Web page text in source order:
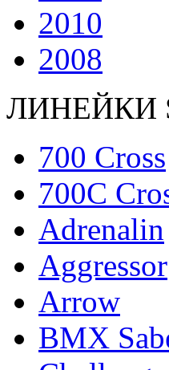
2010
2008
ЛИНЕЙКИ
700 Cross
700C
Adrenalin
Aggressor
Arrow
BMX